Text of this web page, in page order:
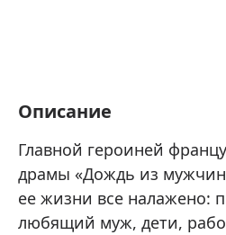
Описание
Главной героиней
драмы «Дождь из
ее жизни все налажено:
любящий муж, дети,